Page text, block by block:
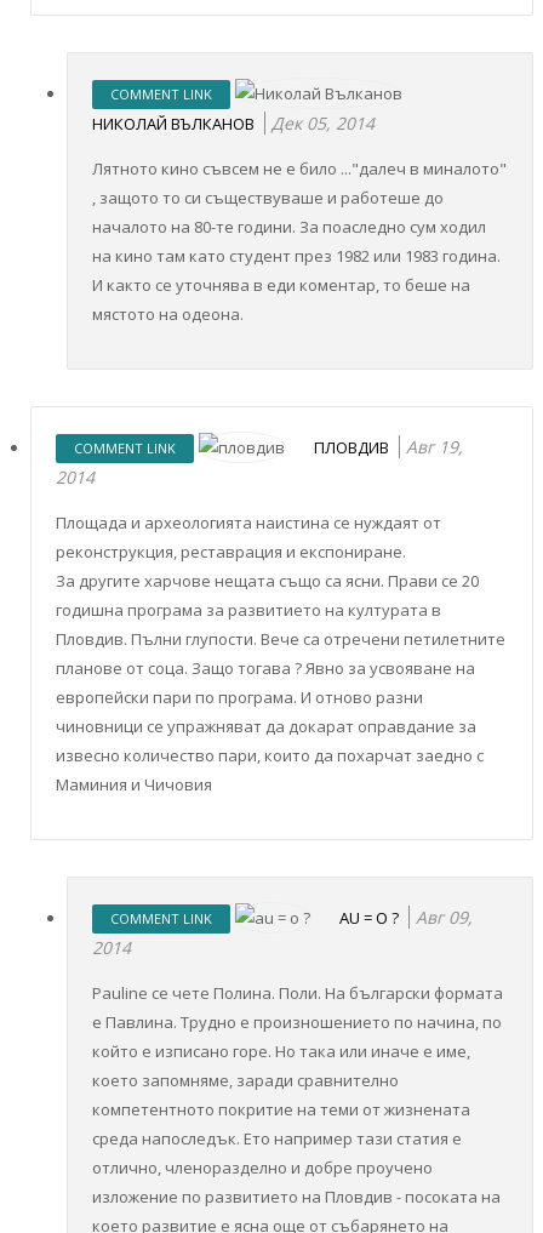
COMMENT LINK
НИКОЛАЙ ВЪЛКАНОВ Дек 05, 2014
Лятното кино съвсем не е било ..."далеч в миналото"
, защото то си съществуваше и работеше до
началото на 80-те години. За поаследно сум ходил
на кино там като студент през 1982 или 1983 година.
И както се уточнява в еди коментар, то беше на
мястото на одеона.
COMMENT LINK ПЛОВДИВ
Авг 19,
2014
Площада и археологията наистина се нуждаят от
реконструкция, реставрация и експониране.
За другите харчове нещата също са ясни. Прави се 20
годишна програма за развитието на културата в
Пловдив. Пълни глупости. Вече са отречени петилетните
планове от соца. Защо тогава ? Явно за усвояване на
европейски пари по програма. И отново разни
чиновници се упражняват да докарат оправдание за
извесно количество пари, които да похарчат заедно с
Маминия и Чичовия
COMMENT LINK AU = O ?
Авг 09,
2014
Pauline се чете Полина. Поли. На български формата
е Павлина. Трудно е произношението по начина, по
който е изписано горе. Но така или иначе е име,
което запомняме, заради сравнително
компетентното покритие на теми от жизнената
среда напоследък. Ето например тази статия е
отлично, членоразделно и добре проучено
изложение по развитието на Пловдив - посоката на
което развитие е ясна още от събарянето на